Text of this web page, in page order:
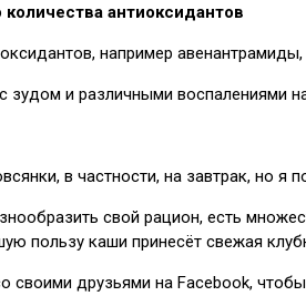
антиоксидантов
например
зудом и различными воспалениями
в частности, на завтрак, но я
свой рацион, есть
пользу каши принесёт свежая
своими друзьями на Facebook,